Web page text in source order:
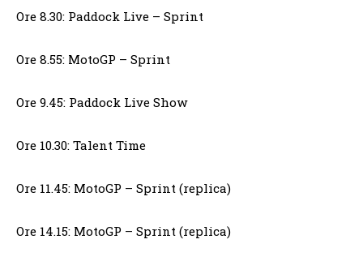
Ore 8.30: Paddock Live – Sprint
Ore 8.55: MotoGP – Sprint
Ore 9.45: Paddock Live Show
Ore 10.30: Talent Time
Ore 11.45: MotoGP – Sprint (replica)
Ore 14.15: MotoGP – Sprint (replica)